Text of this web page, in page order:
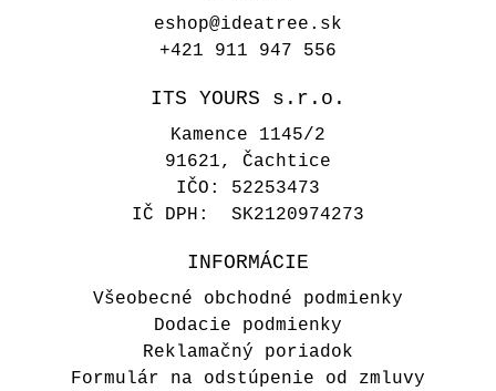
eshop@ideatree.sk
+421 911 947 556
ITS YOURS s.r.o.
Kamence 1145/2
91621, Čachtice
IČO: 52253473
IČ DPH: SK2120974273
INFORMÁCIE
Všeobecné obchodné podmienky
Dodacie podmienky
Reklamačný poriadok
Formulár na odstúpenie od zmluvy